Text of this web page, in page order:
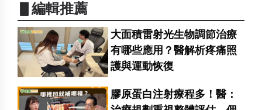
▋編輯推薦
大面積雷射光生物調節治療
有哪些應用？醫解析疼痛照
護與運動恢復
膠原蛋白注射療程多！醫：